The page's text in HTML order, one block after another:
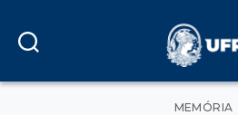
MEMÓRIA